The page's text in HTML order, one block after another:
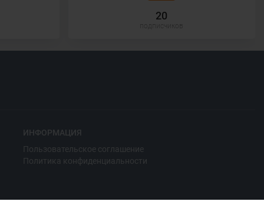
20
ИНФОРМАЦИЯ
Пользовательское соглашение
Политика конфиденциальности